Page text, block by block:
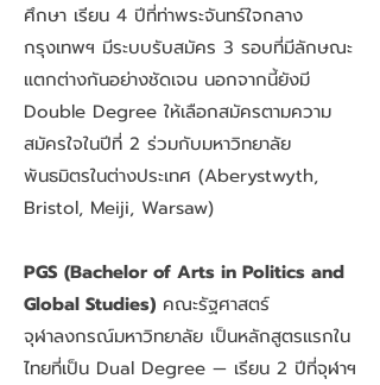
ศึกษา เรียน 4 ปีที่ท่าพระจันทร์ใจกลาง
กรุงเทพฯ มีระบบรับสมัคร 3 รอบที่มีลักษณะ
แตกต่างกันอย่างชัดเจน นอกจากนี้ยังมี
Double Degree ให้เลือกสมัครตามความ
สมัครใจในปีที่ 2 ร่วมกับมหาวิทยาลัย
พันธมิตรในต่างประเทศ (Aberystwyth,
Bristol, Meiji, Warsaw)
PGS (Bachelor of Arts in Politics and
Global Studies) คณะรัฐศาสตร์
จุฬาลงกรณ์มหาวิทยาลัย เป็นหลักสูตรแรกใน
ไทยที่เป็น Dual Degree — เรียน 2 ปีที่จุฬาฯ